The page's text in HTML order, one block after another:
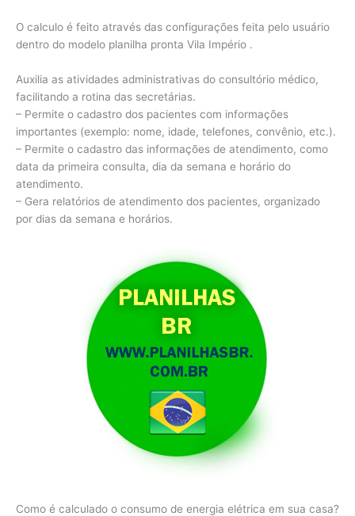
O calculo é feito através das configurações feita pelo usuário
dentro do modelo planilha pronta Vila Império .
Auxilia as atividades administrativas do consultório médico,
facilitando a rotina das secretárias.
– Permite o cadastro dos pacientes com informações
importantes (exemplo: nome, idade, telefones, convênio, etc.).
– Permite o cadastro das informações de atendimento, como
data da primeira consulta, dia da semana e horário do
atendimento.
– Gera relatórios de atendimento dos pacientes, organizado
por dias da semana e horários.
Como é calculado o consumo de energia elétrica em sua casa?